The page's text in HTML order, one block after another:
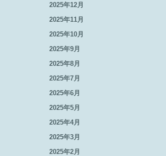
2025年12月
2025年11月
2025年10月
2025年9月
2025年8月
2025年7月
2025年6月
2025年5月
2025年4月
2025年3月
2025年2月